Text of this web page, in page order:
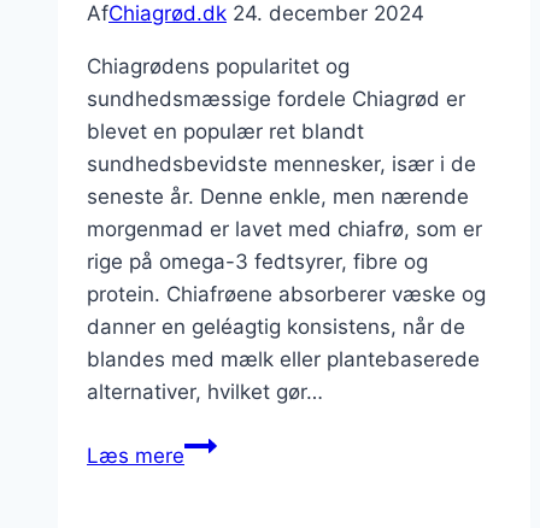
AfChiagrød.dk 24. december 2024
Chiagrødens popularitet og
sundhedsmæssige fordele Chiagrød er
blevet en populær ret blandt
sundhedsbevidste mennesker, især i de
seneste år. Denne enkle, men nærende
morgenmad er lavet med chiafrø, som er
rige på omega-3 fedtsyrer, fibre og
protein. Chiafrøene absorberer væske og
danner en geléagtig konsistens, når de
blandes med mælk eller plantebaserede
alternativer, hvilket gør…
Læs mereChiagrød